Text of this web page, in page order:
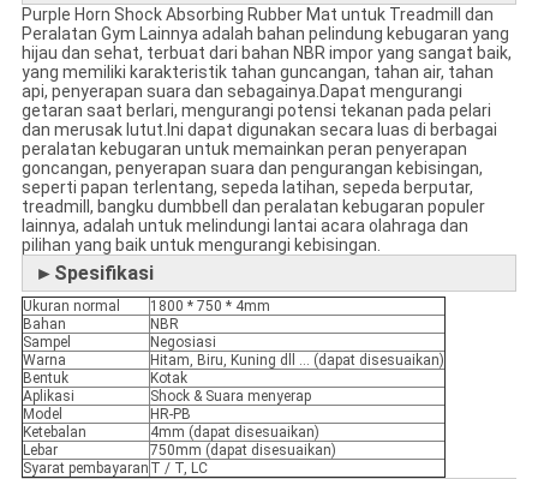
Purple Horn Shock Absorbing Rubber Mat untuk Treadmill dan
Peralatan Gym Lainnya adalah bahan pelindung kebugaran yang
hijau dan sehat, terbuat dari bahan NBR impor yang sangat baik,
yang memiliki karakteristik tahan guncangan, tahan air, tahan
api, penyerapan suara dan sebagainya.Dapat mengurangi
getaran saat berlari, mengurangi potensi tekanan pada pelari
dan merusak lutut.Ini dapat digunakan secara luas di berbagai
peralatan kebugaran untuk memainkan peran penyerapan
goncangan, penyerapan suara dan pengurangan kebisingan,
seperti papan terlentang, sepeda latihan, sepeda berputar,
treadmill, bangku dumbbell dan peralatan kebugaran populer
lainnya, adalah untuk melindungi lantai acara olahraga dan
pilihan yang baik untuk mengurangi kebisingan.
►Spesifikasi
Ukuran normal
1800 * 750 * 4mm
Bahan
NBR
Sampel
Negosiasi
Warna
Hitam, Biru, Kuning dll ... (dapat disesuaikan)
Bentuk
Kotak
Aplikasi
Shock & Suara menyerap
Model
HR-PB
Ketebalan
4mm (dapat disesuaikan)
Lebar
750mm (dapat disesuaikan)
Syarat pembayaran T / T, LC